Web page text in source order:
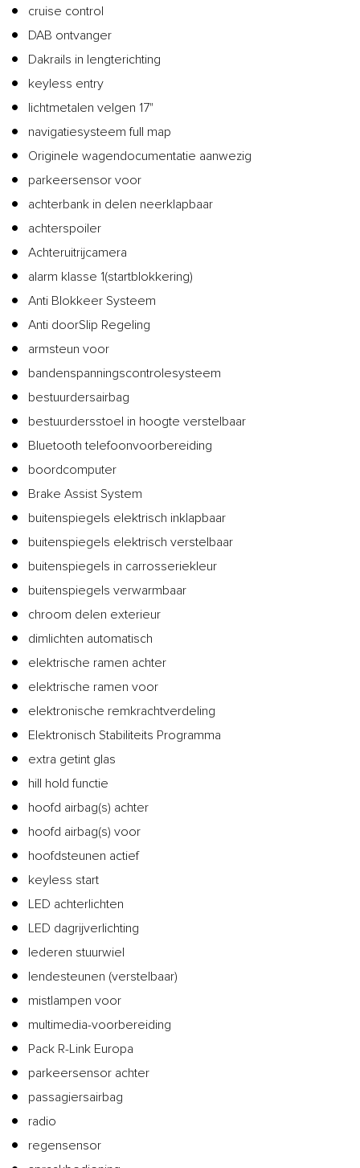
cruise control
DAB ontvanger
Dakrails in lengterichting
keyless entry
lichtmetalen velgen 17"
navigatiesysteem full map
Originele wagendocumentatie aanwezig
parkeersensor voor
achterbank in delen neerklapbaar
achterspoiler
Achteruitrijcamera
alarm klasse 1(startblokkering)
Anti Blokkeer Systeem
Anti doorSlip Regeling
armsteun voor
bandenspanningscontrolesysteem
bestuurdersairbag
bestuurdersstoel in hoogte verstelbaar
Bluetooth telefoonvoorbereiding
boordcomputer
Brake Assist System
buitenspiegels elektrisch inklapbaar
buitenspiegels elektrisch verstelbaar
buitenspiegels in carrosseriekleur
buitenspiegels verwarmbaar
chroom delen exterieur
dimlichten automatisch
elektrische ramen achter
elektrische ramen voor
elektronische remkrachtverdeling
Elektronisch Stabiliteits Programma
extra getint glas
hill hold functie
hoofd airbag(s) achter
hoofd airbag(s) voor
hoofdsteunen actief
keyless start
LED achterlichten
LED dagrijverlichting
lederen stuurwiel
lendesteunen (verstelbaar)
mistlampen voor
multimedia-voorbereiding
Pack R-Link Europa
parkeersensor achter
passagiersairbag
radio
regensensor